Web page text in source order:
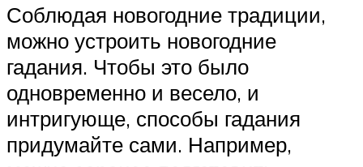
Соблюдая новогодние традиции,
можно устроить новогодние
гадания. Чтобы это было
одновременно и весело, и
интригующе, способы гадания
придумайте сами. Например,